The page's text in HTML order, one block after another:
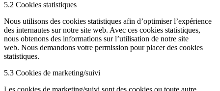
5.2 Cookies statistiques
Nous utilisons des cookies statistiques afin d’optimiser l’expérience
des internautes sur notre site web. Avec ces cookies statistiques,
nous obtenons des informations sur l’utilisation de notre site
web. Nous demandons votre permission pour placer des cookies
statistiques.
5.3 Cookies de marketing/suivi